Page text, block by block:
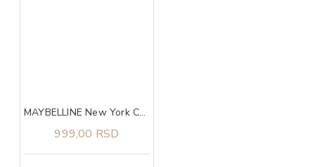
MAYBELLINE New York Colossal maskara black
999,00 RSD